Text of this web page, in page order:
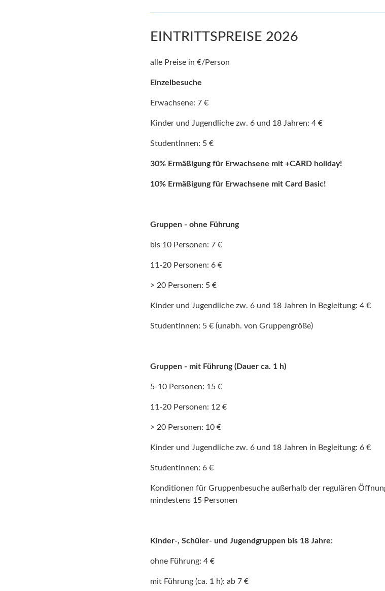
EINTRITTSPREISE 2026
alle Preise in €/Person
Einzelbesuche
Erwachsene: 7 €
Kinder und Jugendliche zw. 6 und 18 Jahren: 4 €
StudentInnen: 5 €
30% Ermäßigung für Erwachsene mit +CARD holiday!
10% Ermäßigung für Erwachsene mit Card Basic!
Gruppen - ohne Führung
bis 10 Personen: 7 €
11-20 Personen: 6 €
> 20 Personen: 5 €
Kinder und Jugendliche zw. 6 und 18 Jahren in Begleitung: 4 €
StudentInnen: 5 € (unabh. von Gruppengröße)
Gruppen - mit Führung (Dauer ca. 1 h)
5-10 Personen: 15 €
11-20 Personen: 12 €
> 20 Personen: 10 €
Kinder und Jugendliche zw. 6 und 18 Jahren in Begleitung: 6 €
StudentInnen: 6 €
Konditionen für Gruppenbesuche außerhalb der regulären
mindestens 15 Personen
Kinder-, Schüler- und Jugendgruppen bis 18 Jahre:
ohne Führung: 4 €
mit Führung (ca. 1 h): ab 7 €